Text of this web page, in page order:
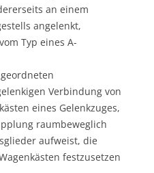
an einem
angelenkt,
Typ eines A-
Verbindung von
eines Gelenkzuges,
raumbeweglich
aufweist, die
festzusetzen